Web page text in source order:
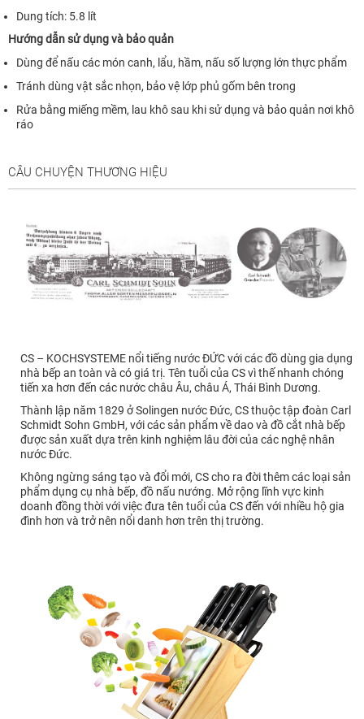
Dung tích: 5.8 lít
Hướng dẫn sử dụng và bảo quản
Dùng để nấu các món canh, lẩu, hầm, nấu số lượng lớn thực phẩm
Tránh dùng vật sắc nhọn, bảo vệ lớp phủ gốm bên trong
Rửa bằng miếng mềm, lau khô sau khi sử dụng và bảo quản nơi khô
ráo
CÂU CHUYỆN THƯƠNG HIỆU
CS – KOCHSYSTEME nổi tiếng nước ĐỨC với các đồ dùng gia dụng
nhà bếp an toàn và có giá trị. Tên tuổi của CS vì thế nhanh chóng
tiến xa hơn đến các nước châu Âu, châu Á, Thái Bình Dương.
Thành lập năm 1829 ở Solingen nước Đức, CS thuộc tập đoàn Carl
Schmidt Sohn GmbH, với các sản phẩm về dao và đồ cắt nhà bếp
được sản xuất dựa trên kinh nghiệm lâu đời của các nghệ nhân
nước Đức.
Không ngừng sáng tạo và đổi mới, CS cho ra đời thêm các loại sản
phẩm dụng cụ nhà bếp, đồ nấu nướng. Mở rộng lĩnh vực kinh
doanh đồng thời với việc đưa tên tuổi của CS đến với nhiều hộ gia
đình hơn và trở nên nổi danh hơn trên thị trường.